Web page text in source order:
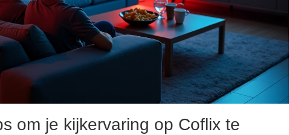
om je kijkervaring op Coflix te